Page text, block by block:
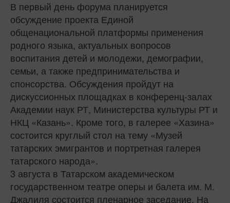
В первый день форума планируется
обсуждение проекта Единой
общенациональной платформы применения
родного языка, актуальных вопросов
воспитания детей и молодежи, демографии,
семьи, а также предпринимательства и
спонсорства. Обсуждения пройдут на
дискуссионных площадках в конференц-залах
Академии наук РТ, Министерства культуры РТ и
НКЦ «Казань». Кроме того, в галерее «Хазина»
состоится круглый стол на тему «Музей
татарских эмигрантов и портретная галерея
татарского народа».
3 августа в Татарском академическом
государственном театре оперы и балета им. М.
Джалиля состоится пленарное заседание. На